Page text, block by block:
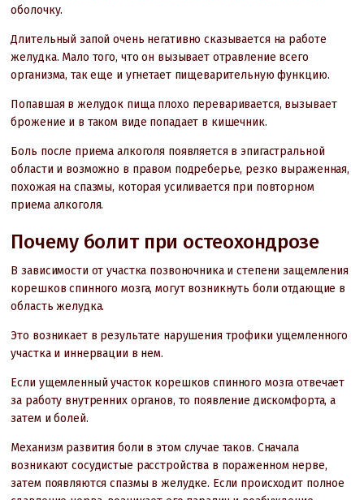
оболочку.
Длительный запой очень негативно сказывается на работе
желудка. Мало того, что он вызывает отравление всего
организма, так еще и угнетает пищеварительную функцию.
Попавшая в желудок пища плохо переваривается, вызывает
брожение и в таком виде попадает в кишечник.
Боль после приема алкоголя появляется в эпигастральной
области и возможно в правом подреберье, резко выраженная,
похожая на спазмы, которая усиливается при повторном
приема алкоголя.
Почему болит при остеохондрозе
В зависимости от участка позвоночника и степени защемления
корешков спинного мозга, могут возникнуть боли отдающие в
область желудка.
Это возникает в результате нарушения трофики ущемленного
участка и иннервации в нем.
Если ущемленный участок корешков спинного мозга отвечает
за работу внутренних органов, то появление дискомфорта, а
затем и болей.
Механизм развития боли в этом случае таков. Сначала
возникают сосудистые расстройства в пораженном нерве,
затем появляются спазмы в желудке. Если происходит полное